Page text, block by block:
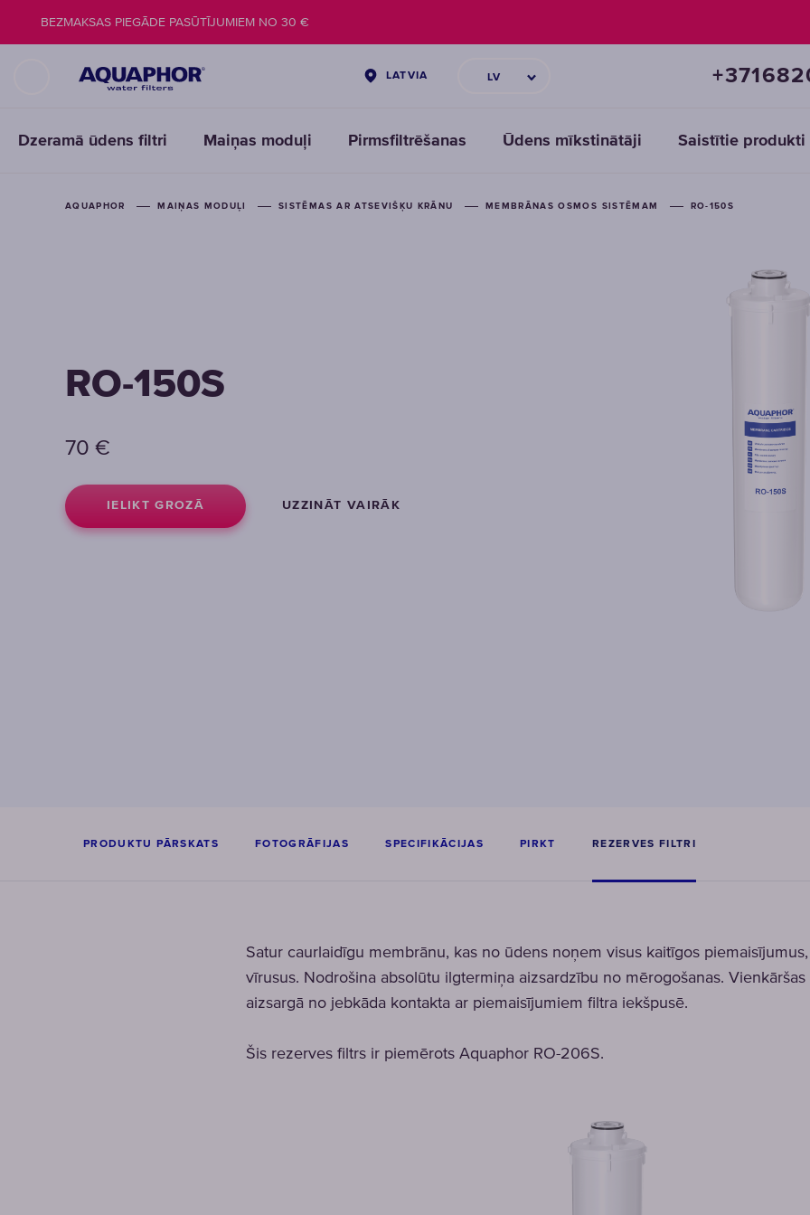
LATVIA LV
Dzeramā ūdens filtri Maiņas moduļi Pirmsfiltrēšanas Ūdens mīkstinātāji Saistītie produkti
BEZMAKSAS PIEGĀDE PASŪTĪJUMIEM NO 30 €
AQUAPHOR MAIŅAS MODUĻI SISTĒMAS AR ATSEVIŠĶU KRĀNU MEMBRĀNAS OSMOS SISTĒMAM RO-150S
RO-150S
70 €
IELIKT GROZĀ UZZINĀT VAIRĀK
PRODUKTU PĀRSKATS FOTOGRĀFIJAS SPECIFIKĀCIJAS PIRKT REZERVES FILTRI
Satur caurlaidīgu membrānu, kas no ūdens noņem visus kaitīgos
vīrusus. Nodrošina absolūtu ilgtermiņa aizsardzību no mērogošanas. Vienkāršas
aizsargā no jebkāda kontakta ar piemaisījumiem filtra iekšpusē.
Šis rezerves filtrs ir piemērots Aquaphor RO-206S.